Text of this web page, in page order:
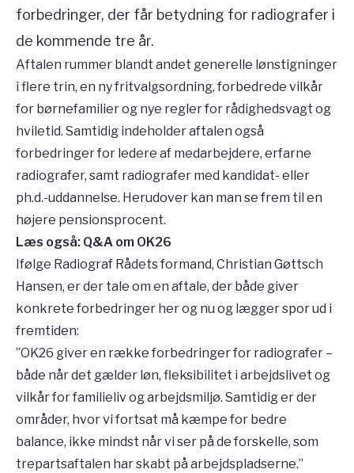
forbedringer, der får betydning for radiografer i
de kommende tre år.
Aftalen rummer blandt andet generelle lønstigninger
i flere trin, en ny fritvalgsordning, forbedrede vilkår
for børnefamilier og nye regler for rådighedsvagt og
hviletid. Samtidig indeholder aftalen også
forbedringer for ledere af medarbejdere, erfarne
radiografer, samt radiografer med kandidat- eller
ph.d.-uddannelse. Herudover kan man se frem til en
højere pensionsprocent.
Læs også: Q&A om OK26
Ifølge Radiograf Rådets formand, Christian Gøttsch
Hansen, er der tale om en aftale, der både giver
konkrete forbedringer her og nu og lægger spor ud i
fremtiden:
”OK26 giver en række forbedringer for radiografer –
både når det gælder løn, fleksibilitet i arbejdslivet og
vilkår for familieliv og arbejdsmiljø. Samtidig er der
områder, hvor vi fortsat må kæmpe for bedre
balance, ikke mindst når vi ser på de forskelle, som
trepartsaftalen har skabt på arbejdspladserne.”